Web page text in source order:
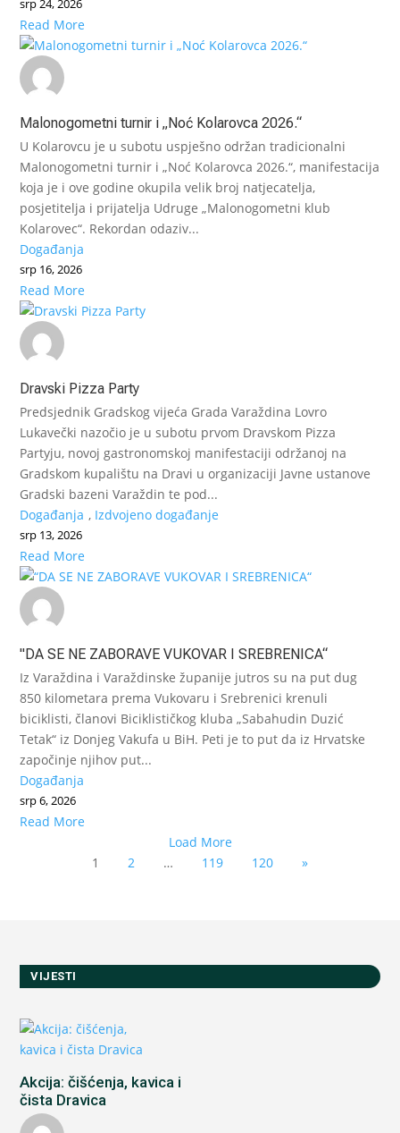
srp 24, 2026
Read More
Malonogometni turnir i „Noć Kolarovca 2026.“
U Kolarovcu je u subotu uspješno održan tradicionalni
Malonogometni turnir i „Noć Kolarovca 2026.“, manifestacija
koja je i ove godine okupila velik broj natjecatelja,
posjetitelja i prijatelja Udruge „Malonogometni klub
Kolarovec“. Rekordan odaziv...
Događanja
srp 16, 2026
Read More
Dravski Pizza Party
Predsjednik Gradskog vijeća Grada Varaždina Lovro
Lukavečki nazočio je u subotu prvom Dravskom Pizza
Partyju, novoj gastronomskoj manifestaciji održanoj na
Gradskom kupalištu na Dravi u organizaciji Javne ustanove
Gradski bazeni Varaždin te pod...
Događanja , Izdvojeno događanje
srp 13, 2026
Read More
"DA SE NE ZABORAVE VUKOVAR I SREBRENICA“
Iz Varaždina i Varaždinske županije jutros su na put dug
850 kilometara prema Vukovaru i Srebrenici krenuli
biciklisti, članovi Biciklističkog kluba „Sabahudin Duzić
Tetak“ iz Donjeg Vakufa u BiH. Peti je to put da iz Hrvatske
započinje njihov put...
Događanja
srp 6, 2026
Read More
Load More
1
2 … 119 120 »
VIJESTI
Akcija: čišćenja, kavica i
čista Dravica